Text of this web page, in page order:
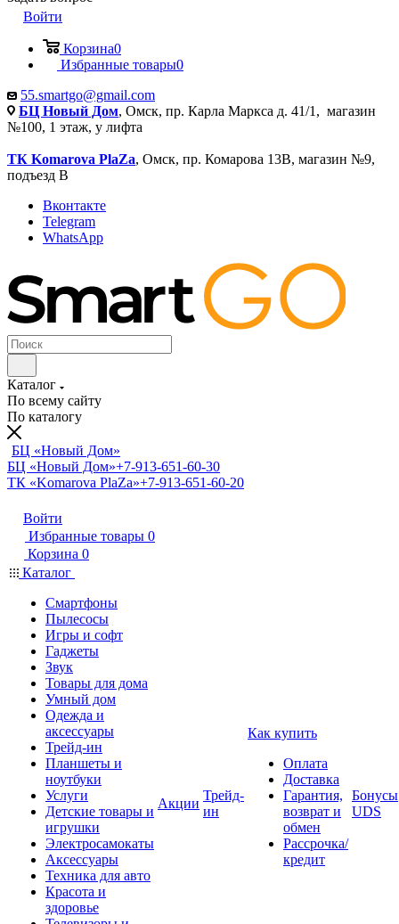
Войти
Корзина0
Избранные товары0
55.smartgo@gmail.com
БЦ Новый Дом, Омск, пр. Карла Маркса д. 41/1, магазин
№100, 1 этаж, у лифта
ТК Komarova PlaZa, Омск, пр. Комарова 13В, магазин №9,
подъезд В
Вконтакте
Telegram
WhatsApp
Каталог
По всему сайту
По каталогу
БЦ «Новый Дом»
БЦ «Новый Дом»+7-913-651-60-30
ТК «Komarova PlaZa»+7-913-651-60-20
Войти
Избранные товары 0
Корзина 0
Каталог
Смартфоны
Пылесосы
Игры и софт
Гаджеты
Звук
Товары для дома
Умный дом
Одежда и
аксессуары
Трейд-ин
Планшеты и
ноутбуки
Услуги
Детские товары и
игрушки
Электросамокаты
Аксессуары
Техника для авто
Красота и
здоровье
Акции
Трейд-
ин
Как купить
Оплата
Доставка
Гарантия,
возврат и
обмен
Рассрочка/
кредит
Бонусы
UDS